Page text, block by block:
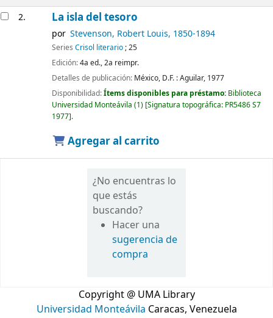
2. La isla del tesoro
por Stevenson, Robert Louis, 1850-1894
Series Crisol literario; 25
Edición:4a ed., 2a reimpr.
Detalles de publicación: México, D.F. :Aguilar, 1977
Disponibilidad:Ítems disponibles para préstamo: Biblioteca
Universidad Monteávila (1) Signatura topográfica: PR5486 S7
1977 .
Agregar al carrito
¿No encuentras lo
que estás
buscando?
Hacer una
sugerencia de
compra
Copyright @ UMA Library
Universidad Monteávila Caracas, Venezuela